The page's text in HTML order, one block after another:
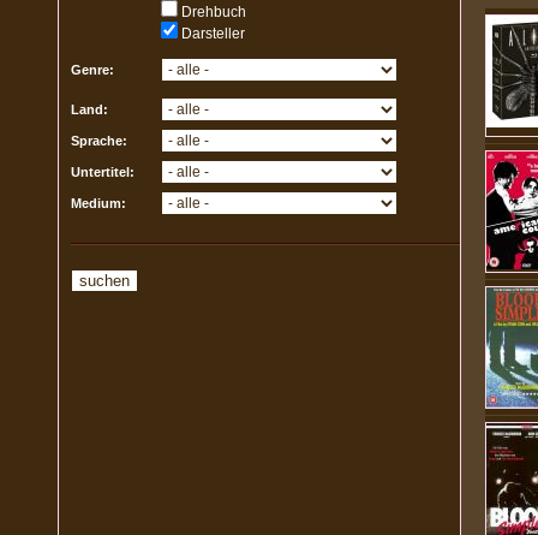
Drehbuch
Darsteller
Genre:
Land:
Sprache:
Untertitel:
Medium: